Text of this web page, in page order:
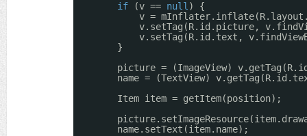
if
(v == null ) {
v =
v.setTag(R.id.picture,
v.setTag(R.id.text,
}
picture = (ImageView)
name = (TextView)
Item item = getItem(position);
name.setText(item.name);